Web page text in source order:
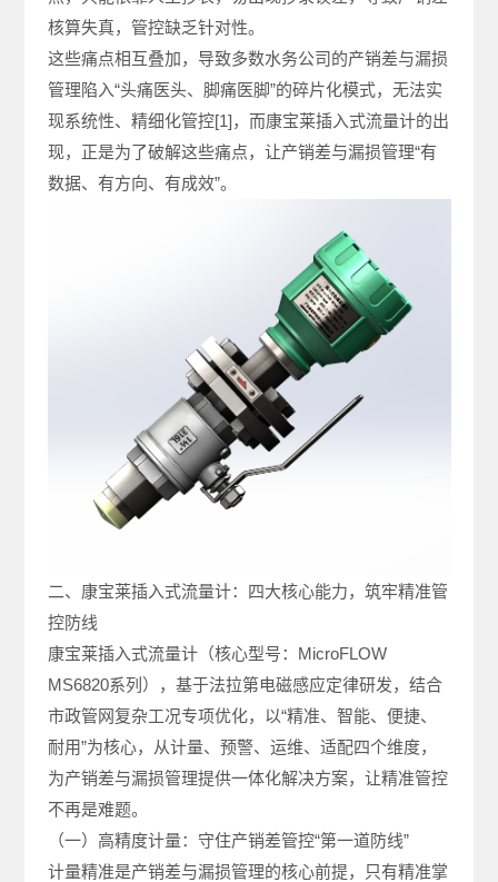
核算失真，管控缺乏针对性。
这些痛点相互叠加，导致多数水务公司的产销差与漏损
管理陷入“头痛医头、脚痛医脚”的碎片化模式，无法实
现系统性、精细化管控[1]，而康宝莱插入式流量计的出
现，正是为了破解这些痛点，让产销差与漏损管理“有
数据、有方向、有成效”。
二、康宝莱插入式流量计：四大核心能力，筑牢精准管
控防线
康宝莱插入式流量计（核心型号：MicroFLOW
MS6820系列），基于法拉第电磁感应定律研发，结合
市政管网复杂工况专项优化，以“精准、智能、便捷、
耐用”为核心，从计量、预警、运维、适配四个维度，
为产销差与漏损管理提供一体化解决方案，让精准管控
不再是难题。
（一）高精度计量：守住产销差管控“第一道防线”
计量精准是产销差与漏损管理的核心前提，只有精准掌